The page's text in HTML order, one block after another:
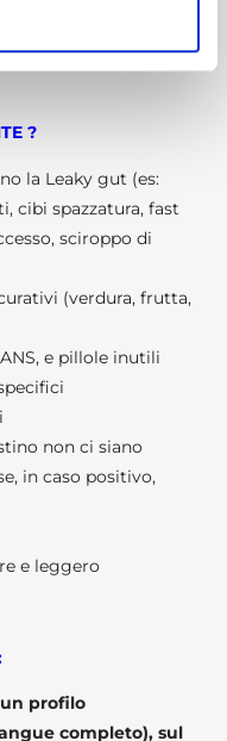
di batteri
?
la Leaky gut (es:
cibi spazzatura, fast
sciroppo di
(verdura, frutta,
e pillole inutili
non ci siano
in caso positivo,
e leggero
profilo
completo), sul